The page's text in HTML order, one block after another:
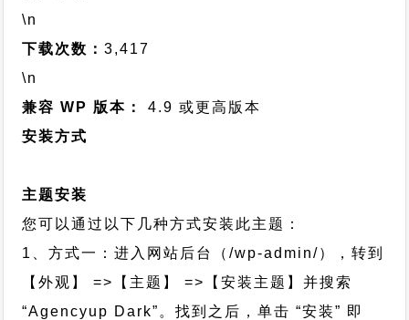
\n
下载次数：3,417
\n
兼容 WP 版本：
4.9 或更高版本
安装方式
主题安装
您可以通过以下几种方式安装此主题：
1、方式一：进入网站后台（/wp-admin/），转到
【外观】 =>【主题】 =>【安装主题】并搜索
“Agencyup Dark”。找到之后，单击 “安装” 即